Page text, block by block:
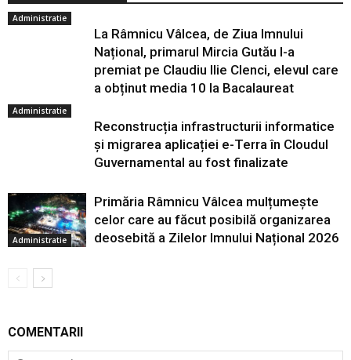
Administratie
La Râmnicu Vâlcea, de Ziua Imnului
Național, primarul Mircia Gutău l-a
premiat pe Claudiu Ilie Clenci, elevul care
a obținut media 10 la Bacalaureat
Administratie
Reconstrucția infrastructurii informatice
și migrarea aplicației e-Terra în Cloudul
Guvernamental au fost finalizate
Administratie
Primăria Râmnicu Vâlcea mulțumește
celor care au făcut posibilă organizarea
deosebită a Zilelor Imnului Național 2026
COMENTARII